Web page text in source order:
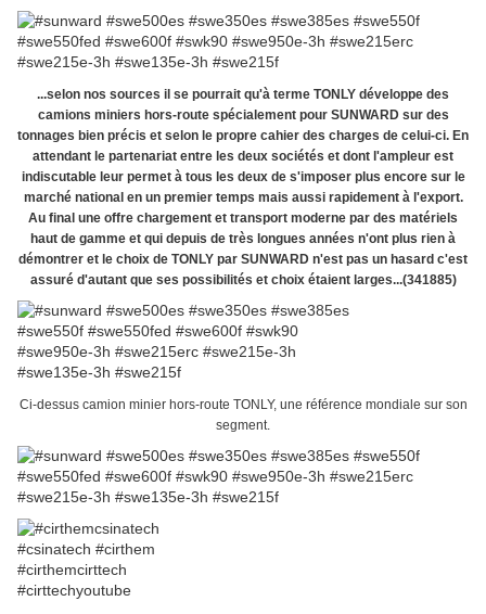
...selon nos sources il se pourrait qu'à terme TONLY développe des
camions miniers hors-route spécialement pour SUNWARD sur des
tonnages bien précis et selon le propre cahier des charges de celui-ci. En
attendant le partenariat entre les deux sociétés et dont l'ampleur est
indiscutable leur permet à tous les deux de s'imposer plus encore sur le
marché national en un premier temps mais aussi rapidement à l'export.
Au final une offre chargement et transport moderne par des matériels
haut de gamme et qui depuis de très longues années n'ont plus rien à
démontrer et le choix de TONLY par SUNWARD n'est pas un hasard c'est
assuré d'autant que ses possibilités et choix étaient larges...(341885)
Ci-dessus camion minier hors-route TONLY, une référence mondiale sur son
segment.